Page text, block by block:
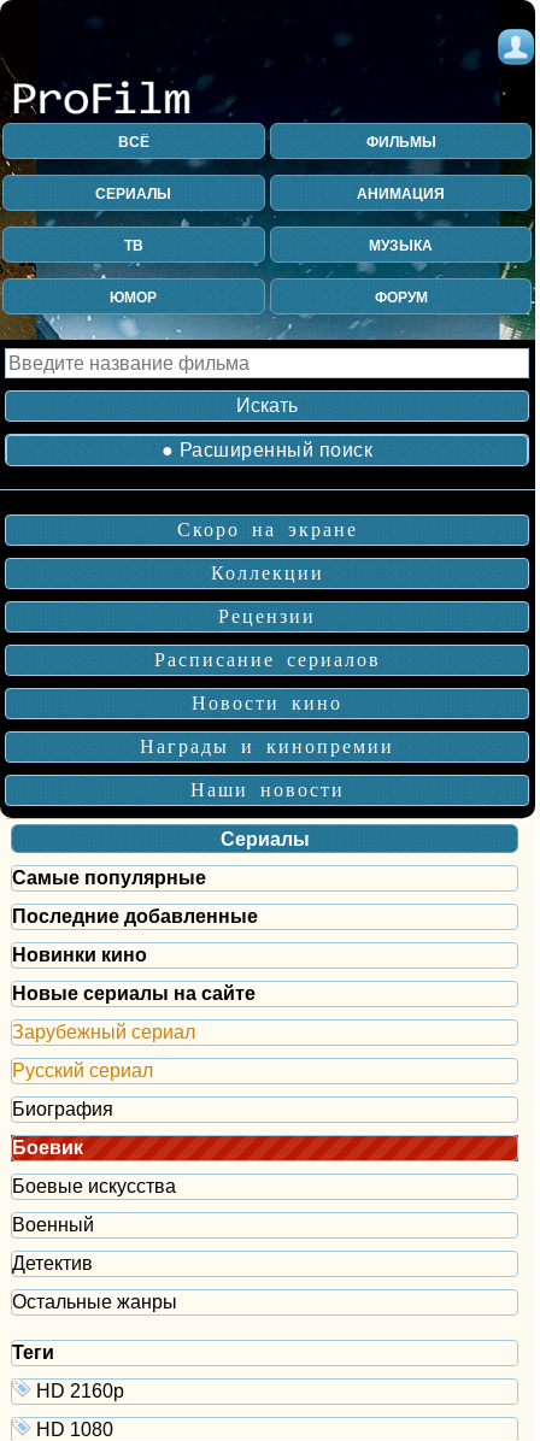
ВСЁ ФИЛЬМЫ
СЕРИАЛЫ АНИМАЦИЯ
ТВ МУЗЫКА
ЮМОР ФОРУМ
● Расширенный поиск
Скоро на экране
Коллекции
Рецензии
Расписание сериалов
Новости кино
Награды и кинопремии
Наши новости
Сериалы
Самые популярные
Последние добавленные
Новинки кино
Новые сериалы на сайте
Зарубежный сериал
Русский сериал
Биография
Боевик
Боевые искусства
Военный
Детектив
Остальные жанры
Теги
HD 2160р
HD 1080